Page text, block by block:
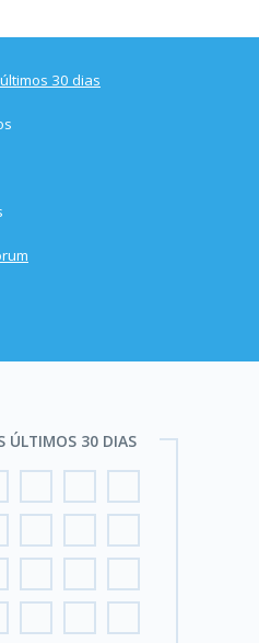
30 dias
ÚLTIMOS 30 DIAS